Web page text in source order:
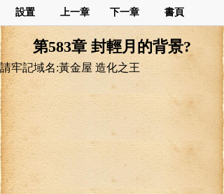
設置 上一章 下一章 書頁
第583章 封輕月的背景?
請牢記域名:黃金屋 造化之王